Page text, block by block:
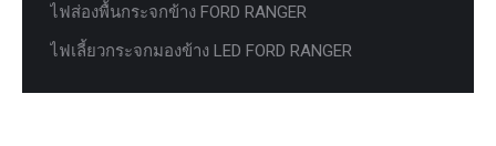
ไฟส่องพื้นกระจกข้าง FORD RANGER
ไฟเลี้ยวกระจกมองข้าง LED FORD RANGER